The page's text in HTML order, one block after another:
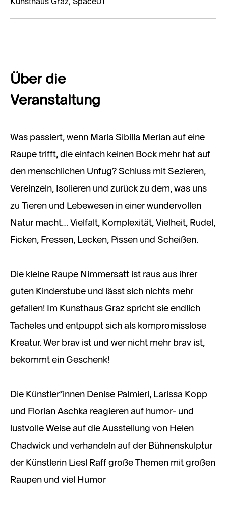
Kunsthaus Graz, Space01
Über die
Veranstaltung
Was passiert, wenn Maria Sibilla Merian auf eine
Raupe trifft, die einfach keinen Bock mehr hat auf
den menschlichen Unfug? Schluss mit Sezieren,
Vereinzeln, Isolieren und zurück zu dem, was uns
zu Tieren und Lebewesen in einer wundervollen
Natur macht… Vielfalt, Komplexität, Vielheit, Rudel,
Ficken, Fressen, Lecken, Pissen und Scheißen.
Die kleine Raupe Nimmersatt ist raus aus ihrer
guten Kinderstube und lässt sich nichts mehr
gefallen! Im Kunsthaus Graz spricht sie endlich
Tacheles und entpuppt sich als kompromisslose
Kreatur. Wer brav ist und wer nicht mehr brav ist,
bekommt ein Geschenk!
Die Künstler*innen Denise Palmieri, Larissa Kopp
und Florian Aschka reagieren auf humor- und
lustvolle Weise auf die Ausstellung von Helen
Chadwick und verhandeln auf der Bühnenskulptur
der Künstlerin Liesl Raff große Themen mit großen
Raupen und viel Humor